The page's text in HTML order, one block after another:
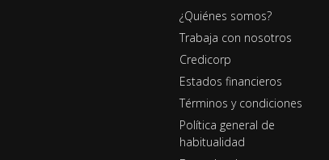
¿Quiénes somos?
Trabaja con nosotros
Credicorp
Estados financieros
Términos y condiciones
Política general de
habitualidad